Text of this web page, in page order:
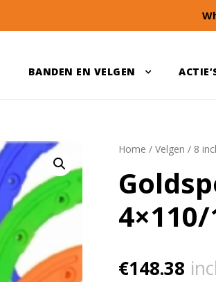
BANDEN EN VELGEN
Home /Velgen / 8
4×110/
€148.38